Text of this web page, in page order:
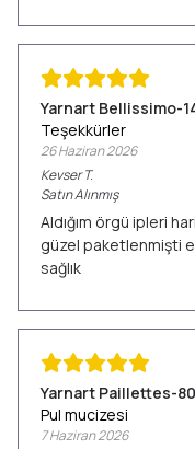
Yarnart Bellissimo-
Teşekkürler
26 Haziran 2026
Kevser T.
Satın Alınmış
Aldığım örgü ipleri
güzel paketlenmişti
sağlık
Yarnart Paillettes-
Pul mucizesi
7 Haziran 2026